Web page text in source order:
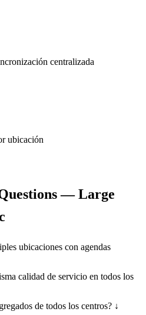
centralizada
ubicación
— Large
ubicaciones con agendas
calidad de servicio en todos los
de todos los centros? ↓